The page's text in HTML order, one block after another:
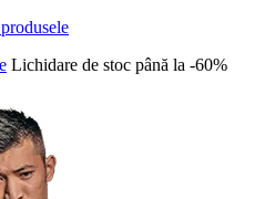
Lichidare de stoc până la -60%